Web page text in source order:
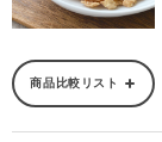
商品比較リスト